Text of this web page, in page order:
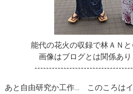
能代の花火の収録で林ＡＮ
画像はブログとは関係あり
あと自由研究か工作… このころは